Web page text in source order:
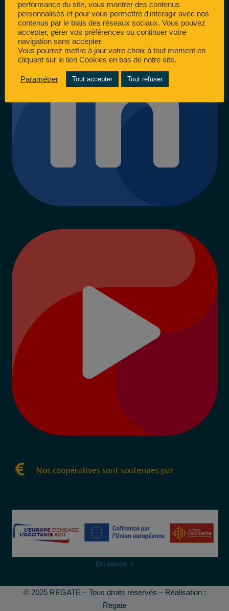
Nos coopératives sont soutenues par
En savoir +
© 2025 REGATE – Tous droits réservés – Réalisation :
Regate
performance du site, vous montrer des contenus
personnalisés et pour vous permettre d'interagir avec nos
contenus par le biais des réseaux sociaux. Vous pouvez
accepter, gérer vos préférences ou continuer votre
navigation sans accepter.
Vous pourrez mettre à jour votre choix à tout moment en
cliquant sur le lien Cookies en bas de notre site.
Paramétrer Tout accepter Tout refuser